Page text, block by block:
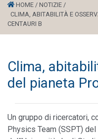
HOME / NOTIZIE /
CLIMA, ABITABILITÀ E
CENTAURI B
Clima,
del pianeta
Un gruppo di ricercatori,
Physics Team (SSPT)